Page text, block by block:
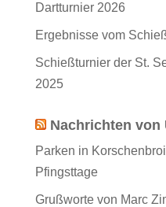
Dartturnier 2026
Ergebnisse vom
Schießturnier der St.
2025
Nachrichten von
Parken in
Pfingsttage
Grußworte von Marc